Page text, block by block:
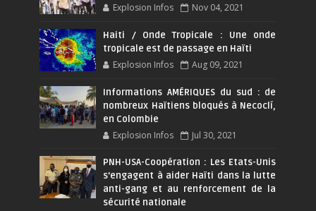
Explosion Infos Nov 04, 2021
Haiti / Onde Tropicale : Une onde
tropicale est de passage en Haïti
Explosion Infos Aug 09, 2021
Informations AMÉRIQUES du sud : de
nombreux Haïtiens bloqués à Necoclí,
en Colombie
Explosion Infos Jul 30, 2021
PNH-USA-Coopération : Les Etats-Unis
s’engagent à aider Haïti dans la lutte
anti-gang et au renforcement de la
sécurité nationale